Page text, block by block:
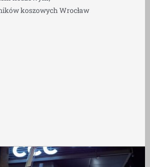
koszowych Wrocław